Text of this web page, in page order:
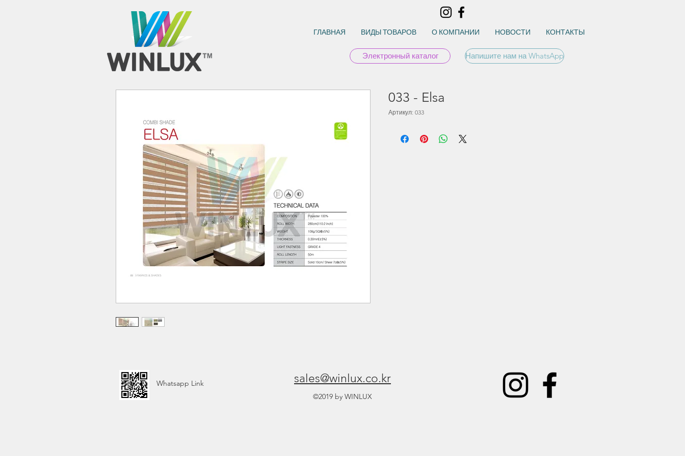
ГЛАВНАЯ ВИДЫ ТОВАРОВ О КОМПАНИИ НОВОСТИ КОНТАКТЫ
Электронный каталог Напишите нам на WhatsApp
033 - Elsa
Артикул: 033
Whatsapp Link sales@winlux.co.kr
©2019 by WINLUX